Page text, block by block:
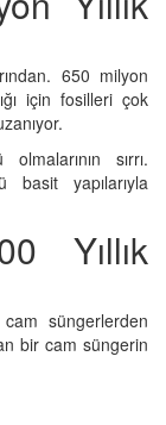
650 milyon
için fosilleri çok
sırrı.
basit yapılarıyla
Yıllık
süngerlerden
bir cam süngerin